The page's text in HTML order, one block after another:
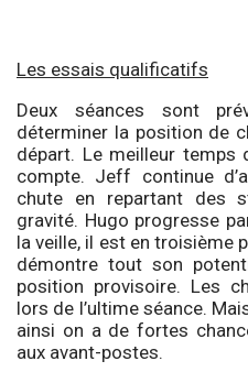
Les essais qualificatifs
Deux séances sont
déterminer la position de
départ. Le meilleur temps
compte. Jeff continue
chute en repartant des
gravité. Hugo progresse
la veille, il est en troisième
démontre tout son
position provisoire. Les
lors de l’ultime séance.
ainsi on a de fortes
aux avant-postes.